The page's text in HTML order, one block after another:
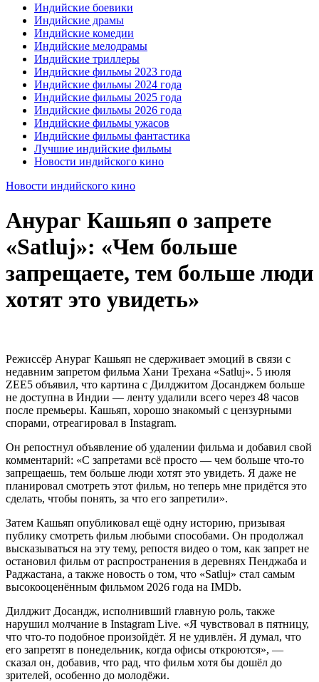
Индийские боевики
Индийские драмы
Индийские комедии
Индийские мелодрамы
Индийские триллеры
Индийские фильмы 2023 года
Индийские фильмы 2024 года
Индийские фильмы 2025 года
Индийские фильмы 2026 года
Индийские фильмы ужасов
Индийские фильмы фантастика
Лучшие индийские фильмы
Новости индийского кино
Новости индийского кино
Анураг Кашьяп о запрете
«Satluj»: «Чем больше
запрещаете, тем больше люди
хотят это увидеть»
Режиссёр Анураг Кашьяп не сдерживает эмоций в связи с
недавним запретом фильма Хани Трехана «Satluj». 5 июля
ZEE5 объявил, что картина с Дилджитом Досанджем больше
не доступна в Индии — ленту удалили всего через 48 часов
после премьеры. Кашьяп, хорошо знакомый с цензурными
спорами, отреагировал в Instagram.
Он репостнул объявление об удалении фильма и добавил свой
комментарий: «С запретами всё просто — чем больше что-то
запрещаешь, тем больше люди хотят это увидеть. Я даже не
планировал смотреть этот фильм, но теперь мне придётся это
сделать, чтобы понять, за что его запретили».
Затем Кашьяп опубликовал ещё одну историю, призывая
публику смотреть фильм любыми способами. Он продолжал
высказываться на эту тему, репостя видео о том, как запрет не
остановил фильм от распространения в деревнях Пенджаба и
Раджастана, а также новость о том, что «Satluj» стал самым
высокооценённым фильмом 2026 года на IMDb.
Дилджит Досандж, исполнивший главную роль, также
нарушил молчание в Instagram Live. «Я чувствовал в пятницу,
что что-то подобное произойдёт. Я не удивлён. Я думал, что
его запретят в понедельник, когда офисы откроются», —
сказал он, добавив, что рад, что фильм хотя бы дошёл до
зрителей, особенно до молодёжи.